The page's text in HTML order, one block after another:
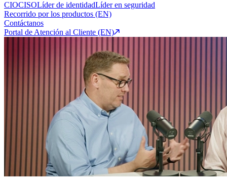
CIOCISOLíder de identidadLíder en seguridad
Recorrido por los productos (EN)
Contáctanos
Portal de Atención al Cliente (EN)